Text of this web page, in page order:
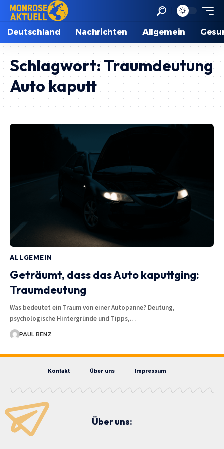
Deutschland Nachrichten Allgemein
Schlagwort:Traumdeutung
Auto kaputt
ALLGEMEIN
Geträumt, dass das Auto kaputtging:
Traumdeutung
Was bedeutet ein Traum von einer Autopanne? Deutung,
psychologische Hintergründe und Tipps,…
PAUL BENZ
Kontakt Über uns Impressum
Über uns: